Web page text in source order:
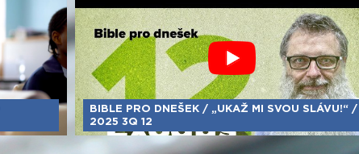
BIBLE PRO DNEŠEK / „UKAŽ MI SVOU SLÁVU!“ /
2025 3Q 12